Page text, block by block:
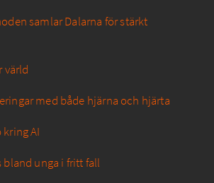
samlar Dalarna för stärkt
värld
med både hjärna och hjärta
AI
unga i fritt fall